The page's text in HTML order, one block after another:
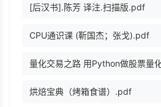
[后汉书].陈芳 译注.扫描版.pdf
CPU通识课 (靳国杰；张戈).pdf
量化交易之路 用Python做股票量
烘焙宝典（烤箱食谱）.pdf